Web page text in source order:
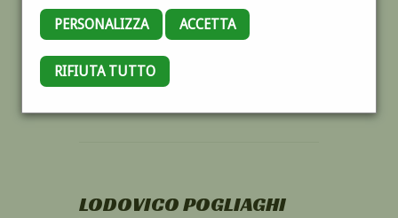
PERSONALIZZA ACCETTA
RIFIUTA TUTTO
LODOVICO POGLIAGHI